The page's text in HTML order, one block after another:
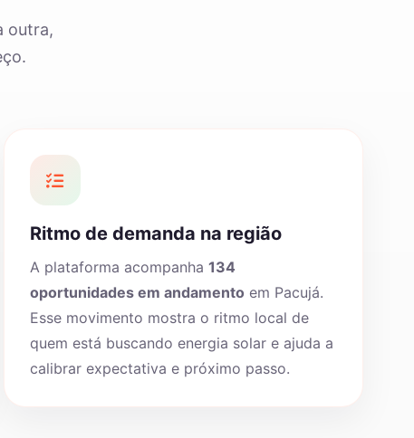
outra,
Ritmo de demanda na região
A plataforma acompanha 134
oportunidades em andamento em Pacujá.
Esse movimento mostra o ritmo local de
quem está buscando energia solar e ajuda a
calibrar expectativa e próximo passo.